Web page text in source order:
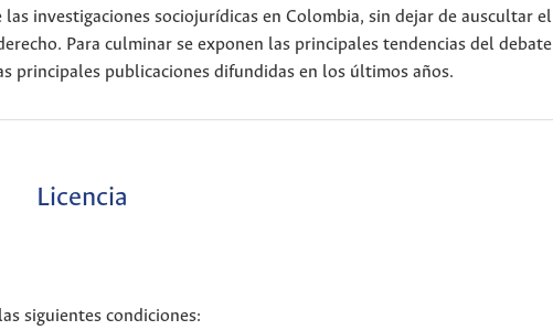
investigaciones sociojurídicas en Colombia, sin dejar de auscultar el
Para culminar se exponen las principales tendencias del debate
principales publicaciones difundidas en los últimos años.
Licencia
siguientes condiciones: